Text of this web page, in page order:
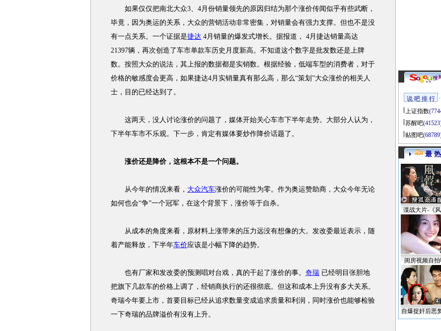
如果仅仅把南北大众3、4月份销量领先的原因归结为那个涨价传闻似乎有些武断，
毕竟，因为奥运的关系，大众的营销活动非常密集，对销量会有强力支撑。但也不是没
有一点关系。一个证据是捷达 4月销量的爆发式增长。据报道， 4月捷达销量高达
21397辆，再次创造了车市单款车历史月度新高。不知道这个数字是批发数还是上牌
数。按照大众的说法，其上报的数据都是实销数。根据经验，低端车型的消费者，对于
价格的敏感度会更高，如果捷达4月实销量真有那么高，那么“策划”大众涨价的相关人
士，目的已经达到了。
这两天，没人讨论涨价的问题了，媒体开始关心车市下半年走势。大部分人认为，
下半年车市不乐观。下一步，肯定有媒体要炒作降价话题了。
涨价还是降价，这根本不是一个问题。
从今年的情况来看， 大众汽车涨价的可能性为零。作为奥运赞助商，大众今年无论
如何也会“争”一个冠军，在这个背景下，涨价等于自杀。
从成本的角度来看，原材料上涨带来的压力远没有想像的大。发改委最近表示，随
着产能释放，下半年车价应该是小幅下降的趋势。
也有厂家和发改委的预测唱对台戏，真的干起了涨价的事。 奇瑞 已经明目张胆地
把旗下几款车的价格上调了，经销商执行的还很彻底。但这和成本上升没有多大关系。
奇瑞今年要上市，首要目标已经从追求数量变成追求质量和利润，同时涨价也能够检验
一下奇瑞的品牌溢价有没有上升。
说 吧 排 行
上证指数
苏醒吧
贴图吧
最
谍战大片-《风
闺房视频自
自爆捉奸后恶